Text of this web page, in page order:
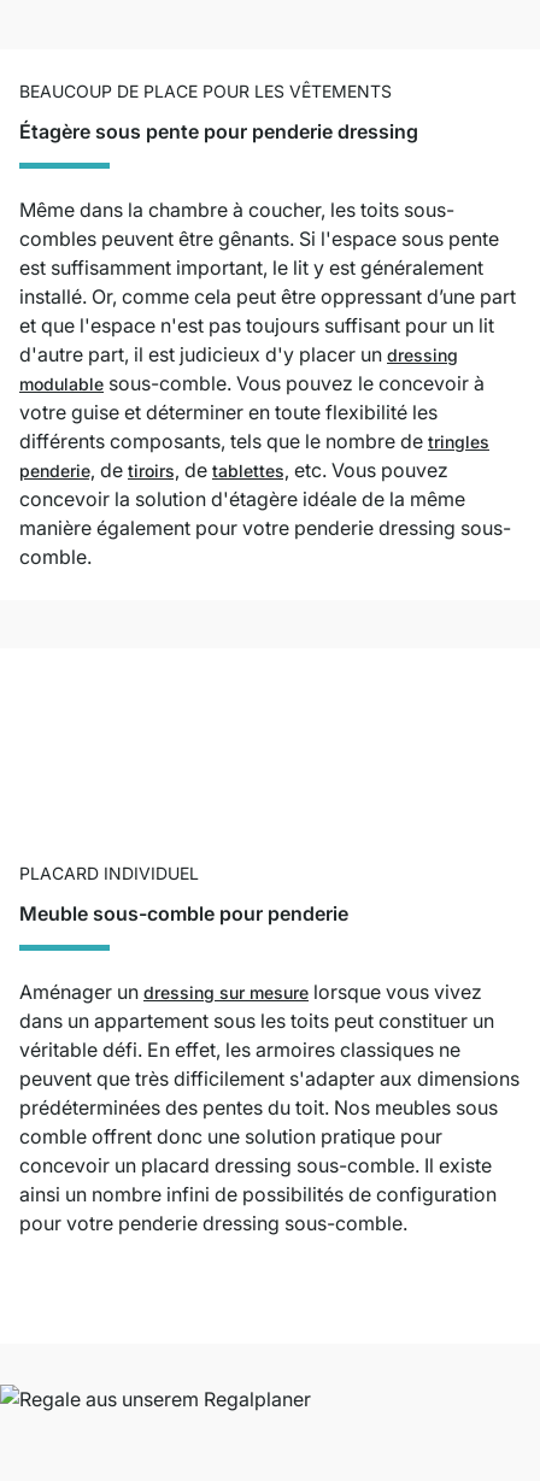
BEAUCOUP DE PLACE POUR LES VÊTEMENTS
Étagère sous pente pour penderie dressing
Même dans la chambre à coucher, les toits sous-
combles peuvent être gênants. Si l'espace sous pente
est suffisamment important, le lit y est généralement
installé. Or, comme cela peut être oppressant d’une part
et que l'espace n'est pas toujours suffisant pour un lit
d'autre part, il est judicieux d'y placer un dressing
modulable sous-comble. Vous pouvez le concevoir à
votre guise et déterminer en toute flexibilité les
différents composants, tels que le nombre de tringles
penderie, de tiroirs, de tablettes, etc. Vous pouvez
concevoir la solution d'étagère idéale de la même
manière également pour votre penderie dressing sous-
comble.
PLACARD INDIVIDUEL
Meuble sous-comble pour penderie
Aménager un dressing sur mesure lorsque vous vivez
dans un appartement sous les toits peut constituer un
véritable défi. En effet, les armoires classiques ne
peuvent que très difficilement s'adapter aux dimensions
prédéterminées des pentes du toit. Nos meubles sous
comble offrent donc une solution pratique pour
concevoir un placard dressing sous-comble. Il existe
ainsi un nombre infini de possibilités de configuration
pour votre penderie dressing sous-comble.